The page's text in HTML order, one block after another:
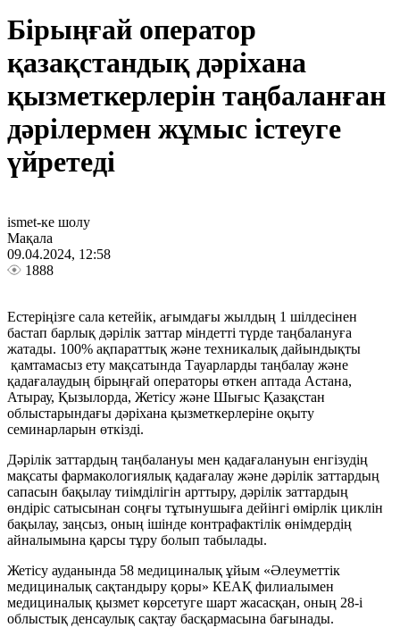
Бірыңғай оператор
қазақстандық дәріхана
қызметкерлерін таңбаланған
дәрілермен жұмыс істеуге
үйретеді
ismet-ке шолу
Мақала
09.04.2024, 12:58
1888
Естеріңізге сала кетейік, ағымдағы жылдың 1 шілдесінен
бастап барлық дәрілік заттар міндетті түрде таңбалануға
жатады. 100% ақпараттық және техникалық дайындықты
қамтамасыз ету мақсатында Тауарларды таңбалау және
қадағалаудың бірыңғай операторы өткен аптада Астана,
Атырау, Қызылорда, Жетісу және Шығыс Қазақстан
облыстарындағы дәріхана қызметкерлеріне оқыту
семинарларын өткізді.
Дәрілік заттардың таңбалануы мен қадағалануын енгізудің
мақсаты фармакологиялық қадағалау және дәрілік заттардың
сапасын бақылау тиімділігін арттыру, дәрілік заттардың
өндіріс сатысынан соңғы тұтынушыға дейінгі өмірлік циклін
бақылау, заңсыз, оның ішінде контрафактілік өнімдердің
айналымына қарсы тұру болып табылады.
Жетісу ауданында 58 медициналық ұйым «Әлеуметтік
медициналық сақтандыру қоры» КЕАҚ филиалымен
медициналық қызмет көрсетуге шарт жасасқан, оның 28-і
облыстық денсаулық сақтау басқармасына бағынады.